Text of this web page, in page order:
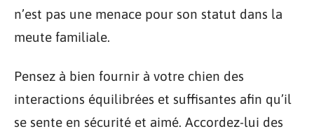
n’est pas une menace pour son statut dans la
meute familiale.
Pensez à bien fournir à votre chien des
interactions équilibrées et suffisantes afin qu’il
se sente en sécurité et aimé. Accordez-lui des